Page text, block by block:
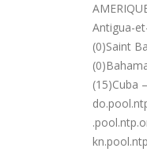
Antigua-
(0)Saint
(15)Cuba